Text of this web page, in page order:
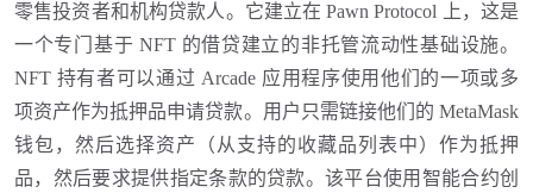
零售投资者和机构贷款人。它建立在 Pawn Protocol 上，这是
一个专门基于 NFT 的借贷建立的非托管流动性基础设施。
NFT 持有者可以通过 Arcade 应用程序使用他们的一项或多
项资产作为抵押品申请贷款。用户只需链接他们的 MetaMask
钱包，然后选择资产（从支持的收藏品列表中）作为抵押
品，然后要求提供指定条款的贷款。该平台使用智能合约创